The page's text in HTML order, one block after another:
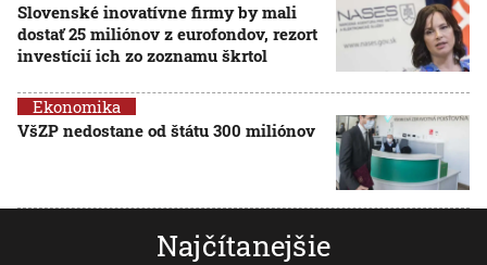
Slovenské inovatívne firmy by mali
dostať 25 miliónov z eurofondov, rezort
investícií ich zo zoznamu škrtol
Ekonomika
VšZP nedostane od štátu 300 miliónov
Najčítanejšie